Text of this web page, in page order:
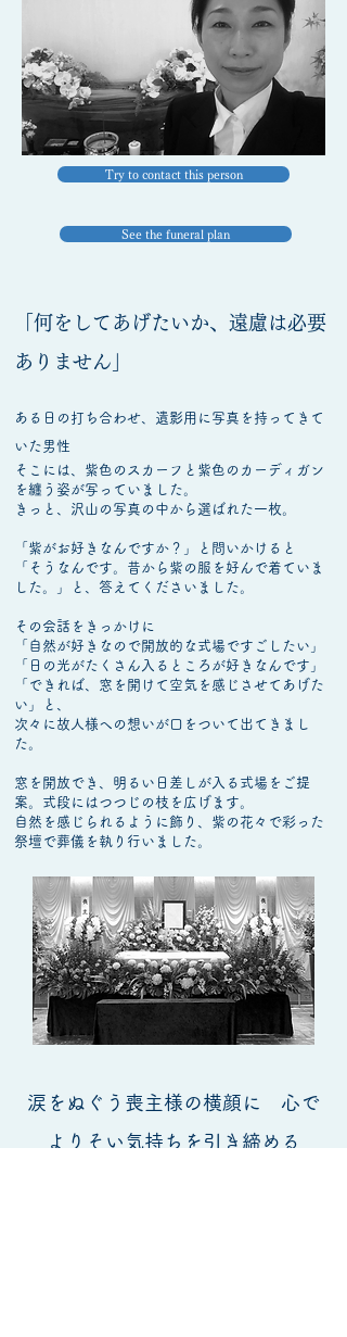
Try to contact this person
See the funeral plan
「何をしてあげたいか、遠慮は必要
ありません」
ある日の打ち合わせ、遺影用に写真を持ってきて
いた男性
そこには、紫色のスカーフと紫色のカーディガン
を纏う姿が写っていました。
きっと、沢山の写真の中から選ばれた一枚。
「紫がお好きなんですか？」と問いかけると
「そうなんです。昔から紫の服を好んで着ていま
した。」と、答えてくださいました。
その会話をきっかけに
「自然が好きなので開放的な式場ですごしたい」
「日の光がたくさん入るところが好きなんです」
「できれば、窓を開けて空気を感じさせてあげた
い」と、
次々に故人様への想いが口をついて出てきまし
た。
窓を開放でき、明るい日差しが入る式場をご提
案。式段にはつつじの枝を広げます。
自然を感じられるように飾り、紫の花々で彩った
祭壇で葬儀を執り行いました。
涙をぬぐう喪主様の横顔に 心で
よりそい気持ちを引き締める